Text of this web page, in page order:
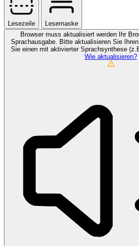
Lesezeile
Lesemaske
Browser muss aktualisiert werden
Ihr
Sprachausgabe. Bitte aktualisieren Sie
Sie einen mit aktivierter Sprachsynthese
Wie aktualisieren?